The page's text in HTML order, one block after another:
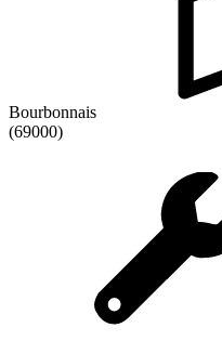
Bourbonnais
(69000)